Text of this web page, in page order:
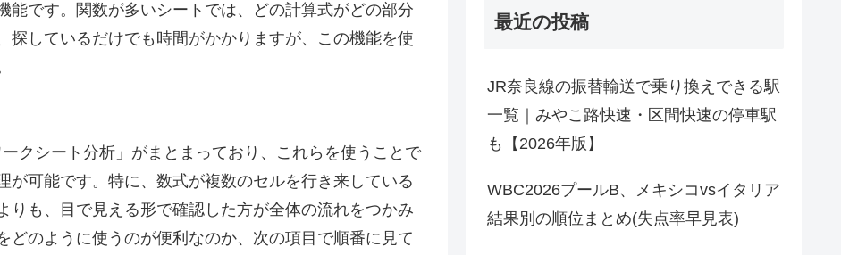
能です。関数が多いシートでは、どの計算式がどの部分
探しているだけでも時間がかかりますが、この機能を使
クシート分析」がまとまっており、これらを使うことで
が可能です。特に、数式が複数のセルを行き来している
りも、目で見える形で確認した方が全体の流れをつかみ
どのように使うのが便利なのか、次の項目で順番に見て
最近の投稿
JR奈良線の振替輸送で乗り換えできる駅
一覧｜みやこ路快速・区間快速の停車駅
も【2026年版】
WBC2026プールB、メキシコvsイタリア
結果別の順位まとめ(失点率早見表)